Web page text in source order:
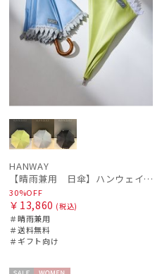
HANWAY
【晴雨兼用 日傘】ハンウェイ（ＨＡＮＷＡＹ）Emma（エマ）
30%OFF
￥13,860 (税込)
＃晴雨兼用
＃送料無料
＃ギフト向け